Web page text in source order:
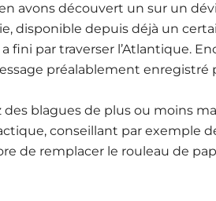
avons découvert un sur un
disponible depuis déjà un
fini par traverser l’Atlantique.
préalablement enregistré
blagues de plus ou moins
conseillant par exemple
de remplacer le rouleau de